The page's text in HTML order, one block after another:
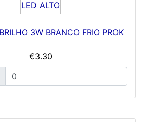
3W BRANCO FRIO PROK
€3.30